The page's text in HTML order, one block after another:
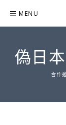
content
MENU
偽日
合作